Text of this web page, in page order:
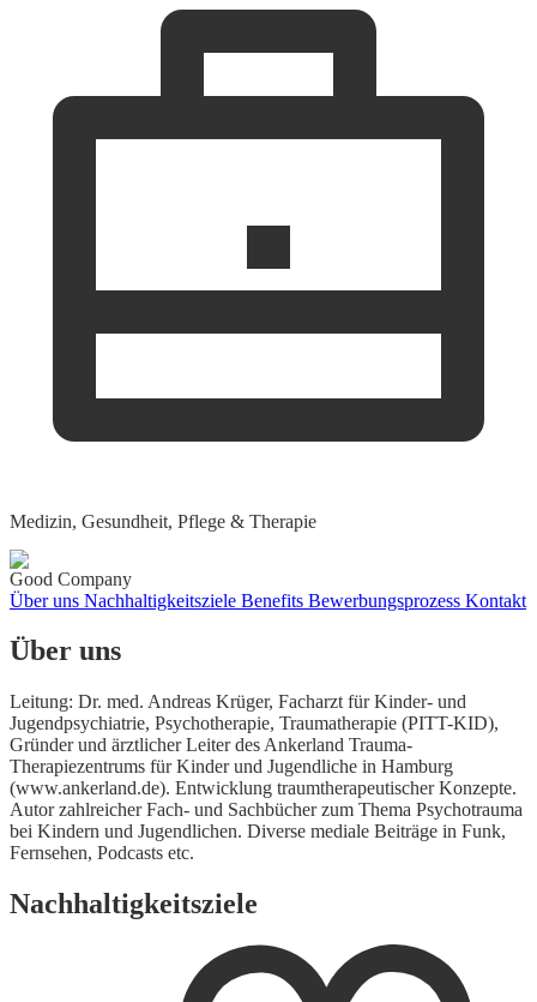
Medizin, Gesundheit, Pflege & Therapie
Good Company
Über uns Nachhaltigkeitsziele Benefits Bewerbungsprozess Kontakt
Über uns
Leitung: Dr. med. Andreas Krüger, Facharzt für Kinder- und
Jugendpsychiatrie, Psychotherapie, Traumatherapie (PITT-KID),
Gründer und ärztlicher Leiter des Ankerland Trauma-
Therapiezentrums für Kinder und Jugendliche in Hamburg
(www.ankerland.de). Entwicklung traumtherapeutischer Konzepte.
Autor zahlreicher Fach- und Sachbücher zum Thema Psychotrauma
bei Kindern und Jugendlichen. Diverse mediale Beiträge in Funk,
Fernsehen, Podcasts etc.
Nachhaltigkeitsziele